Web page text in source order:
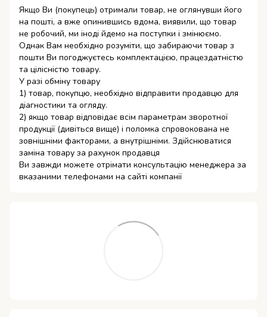
Якщо Ви (покупець) отримали товар, не оглянувши його
на пошті, а вже опинившись вдома, виявили, що товар
не робочий, ми іноді йдемо на поступки і змінюємо.
Однак Вам необхідно розуміти, що забираючи товар з
пошти Ви погоджуєтесь комплектацією, працездатністю
та цілісністю товару.
У разі обміну товару
1) товар, покупцю, необхідно відправити продавцю для
діагностики та огляду.
2) якщо товар відповідає всім параметрам зворотної
продукції (дивіться вище) і поломка спровокована не
зовнішніми факторами, а внутрішніми. Здійснюватися
заміна товару за рахунок продавця
Ви завжди можете отрімати консультацію менеджера за
вказаними телефонами на сайті компанії